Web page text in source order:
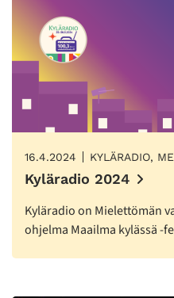
16.4.2024 KYLÄRADIO,
Kyläradio 2024
Kyläradio on Mielettömän
ohjelma Maailma kylässä -